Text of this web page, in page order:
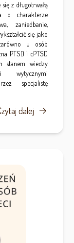
z długotrwałą
o charakterze
zaniedbanie,
się jako
u osób
PTSD i cPTSD
stanem wiedzy
wytycznymi
specjalistę
dalej